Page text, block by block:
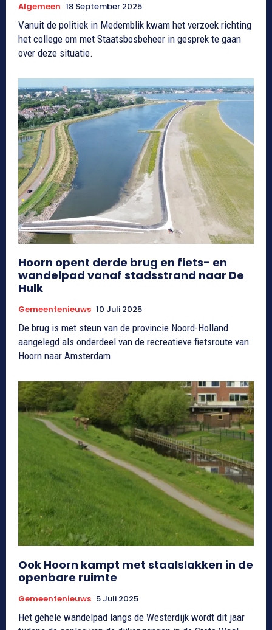
Algemeen 18 September 2025
Vanuit de politiek in Medemblik kwam het verzoek richting
het college om met Staatsbosbeheer in gesprek te gaan
over deze situatie.
Hoorn opent derde brug en fiets- en
wandelpad vanaf stadsstrand naar De
Hulk
Gemeentenieuws 10 Juli 2025
De brug is met steun van de provincie Noord-Holland
aangelegd als onderdeel van de recreatieve fietsroute van
Hoorn naar Amsterdam
Ook Hoorn kampt met staalslakken in de
openbare ruimte
Gemeentenieuws 5 Juli 2025
Het gehele wandelpad langs de Westerdijk wordt dit jaar